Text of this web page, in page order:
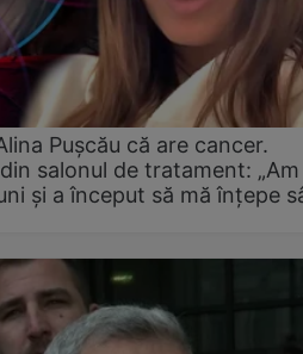
Pușcău că are cancer.
salonul de tratament:
și a început să mă înțepe